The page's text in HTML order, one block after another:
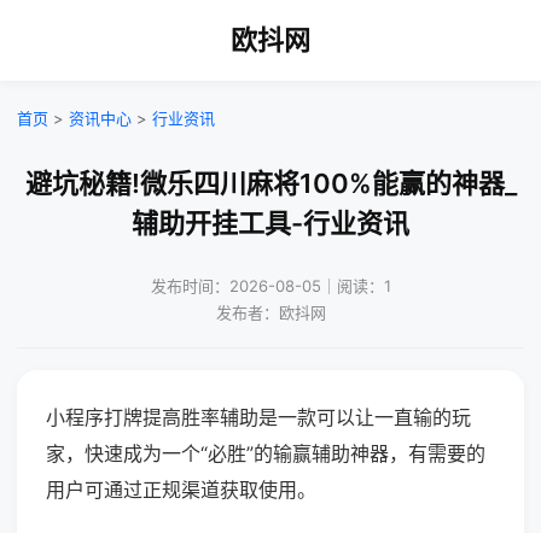
欧抖网
首页 > 资讯中心 > 行业资讯
避坑秘籍!微乐四川麻将100%能赢的神器_
辅助开挂工具-行业资讯
发布时间：2026-08-05｜阅读：1
发布者：欧抖网
小程序打牌提高胜率辅助是一款可以让一直输的玩
家，快速成为一个“必胜”的输赢辅助神器，有需要的
用户可通过正规渠道获取使用。